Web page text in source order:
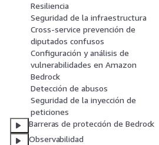
Resiliencia
Seguridad de la infraestructura
Cross-service prevención de
diputados confusos
Configuración y análisis de
vulnerabilidades en Amazon
Bedrock
Detección de abusos
Seguridad de la inyección de
peticiones
Barreras de protección de Bedrock
Observabilidad